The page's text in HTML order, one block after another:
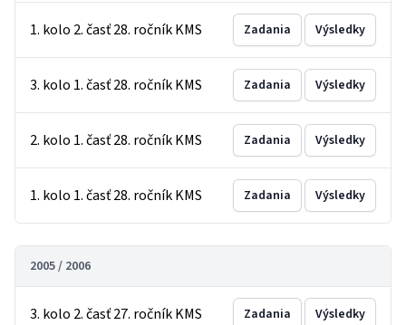
1. kolo 2. časť 28. ročník KMS Zadania Výsledky
3. kolo 1. časť 28. ročník KMS Zadania Výsledky
2. kolo 1. časť 28. ročník KMS Zadania Výsledky
1. kolo 1. časť 28. ročník KMS Zadania Výsledky
2005 / 2006
3. kolo 2. časť 27. ročník KMS Zadania Výsledky